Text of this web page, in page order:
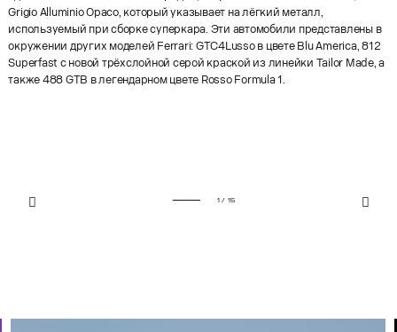
Grigio Alluminio Opaco, который указывает на лёгкий металл,
используемый при сборке суперкара. Эти автомобили представлены в
окружении других моделей Ferrari: GTC4Lusso в цвете Blu America, 812
Superfast с новой трёхслойной серой краской из линейки Tailor Made, а
также 488 GTB в легендарном цвете Rosso Formula 1.
1 / 15